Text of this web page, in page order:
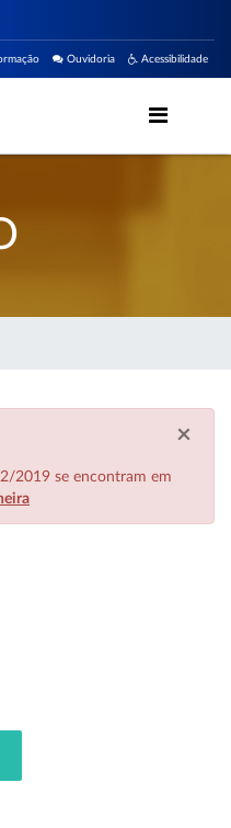
Acessibilidade
Ouvidoria
×
2019 se encontram em